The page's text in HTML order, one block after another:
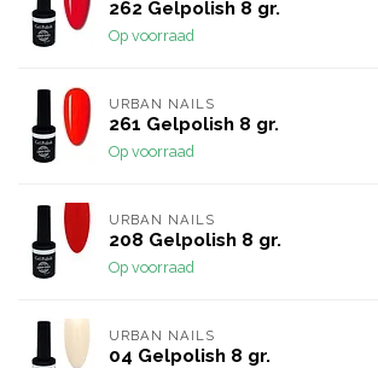
262 Gelpolish 8 gr.
Op voorraad
URBAN NAILS
261 Gelpolish 8 gr.
Op voorraad
URBAN NAILS
208 Gelpolish 8 gr.
Op voorraad
URBAN NAILS
04 Gelpolish 8 gr.